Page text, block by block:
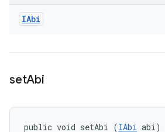
IAbi
setAbi
public void setAbi (IAbi abi)